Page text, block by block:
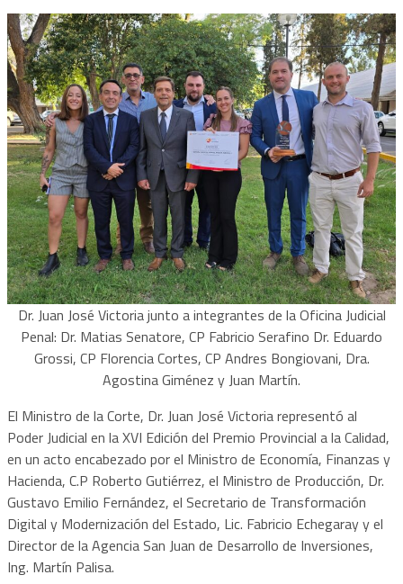
Dr. Juan José Victoria junto a integrantes de la Oficina Judicial
Penal: Dr. Matias Senatore, CP Fabricio Serafino Dr. Eduardo
Grossi, CP Florencia Cortes, CP Andres Bongiovani, Dra.
Agostina Giménez y Juan Martín.
El Ministro de la Corte, Dr. Juan José Victoria representó al
Poder Judicial en la XVI Edición del Premio Provincial a la Calidad,
en un acto encabezado por el Ministro de Economía, Finanzas y
Hacienda, C.P Roberto Gutiérrez, el Ministro de Producción, Dr.
Gustavo Emilio Fernández, el Secretario de Transformación
Digital y Modernización del Estado, Lic. Fabricio Echegaray y el
Director de la Agencia San Juan de Desarrollo de Inversiones,
Ing. Martín Palisa.